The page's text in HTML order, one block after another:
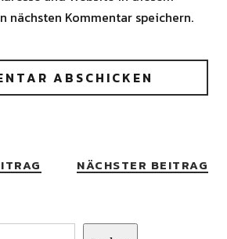
nächsten Kommentar speichern.
NÄCHSTER BEITRAG